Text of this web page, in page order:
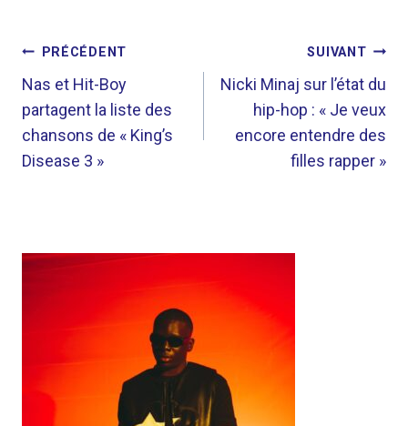
NAVIGATION
DE
L’ARTICLE
PRÉCÉDENT
Nas et Hit-Boy
partagent la liste des
chansons de « King’s
Disease 3 »
SUIVANT
Nicki Minaj sur l’état du
hip-hop : « Je veux
encore entendre des
filles rapper »